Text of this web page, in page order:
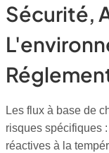
Sécurité,
Les flux à base de
risques spécifiques
réactives à la